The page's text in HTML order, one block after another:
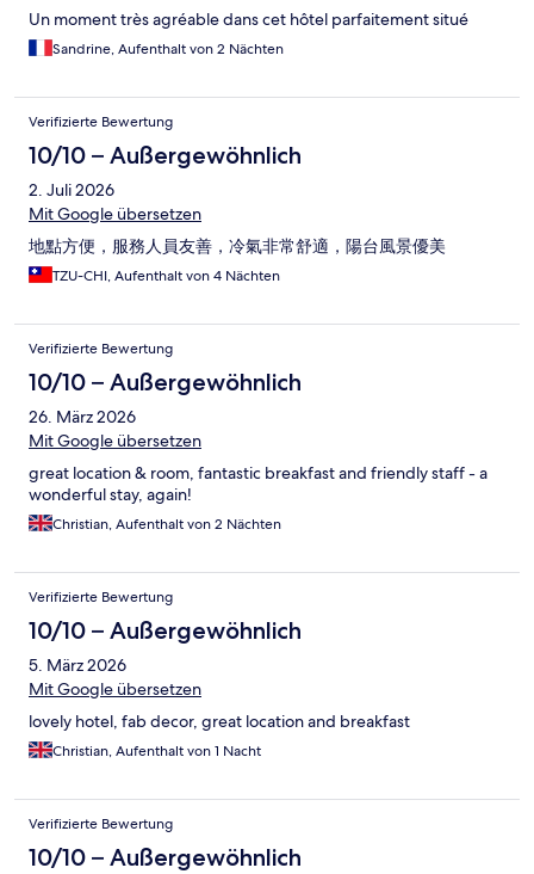
Un moment très agréable dans cet hôtel parfaitement situé
Sandrine, Aufenthalt von 2 Nächten
Verifizierte Bewertung
10/10 – Außergewöhnlich
2. Juli 2026
Mit Google übersetzen
地點方便，服務人員友善，冷氣非常舒適，陽台風景優美
TZU-CHI, Aufenthalt von 4 Nächten
Verifizierte Bewertung
10/10 – Außergewöhnlich
26. März 2026
Mit Google übersetzen
great location & room, fantastic breakfast and friendly staff - a
wonderful stay, again!
Christian, Aufenthalt von 2 Nächten
Verifizierte Bewertung
10/10 – Außergewöhnlich
5. März 2026
Mit Google übersetzen
lovely hotel, fab decor, great location and breakfast
Christian, Aufenthalt von 1 Nacht
Verifizierte Bewertung
10/10 – Außergewöhnlich